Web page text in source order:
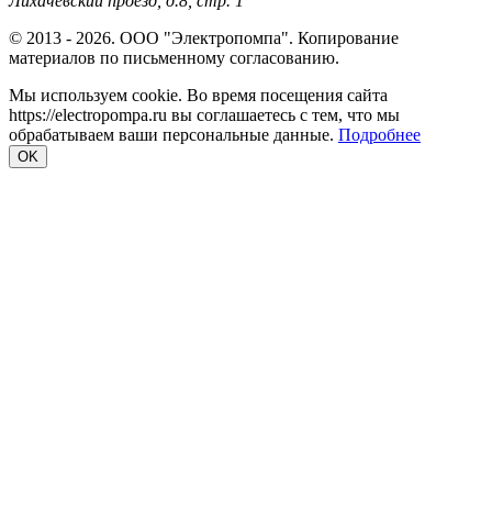
© 2013 - 2026. ООО "Электропомпа". Копирование
материалов по письменному согласованию.
Мы используем cookie. Во время посещения сайта
https://electropompa.ru вы соглашаетесь с тем, что мы
обрабатываем ваши персональные данные. Подробнее
OK